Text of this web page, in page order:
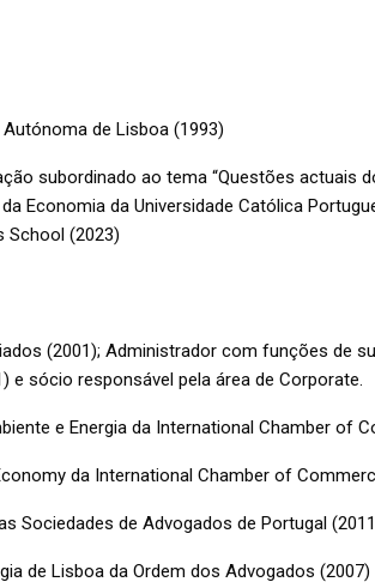
de Lisboa (1993)
subordinado ao tema “Questões actuais
Economia da Universidade Católica
School (2023)
(2001); Administrador com funções de
e sócio responsável pela área de Corporate.
e Energia da International Chamber of
da International Chamber of
Sociedades de Advogados de Portugal
de Lisboa da Ordem dos Advogados (2007)